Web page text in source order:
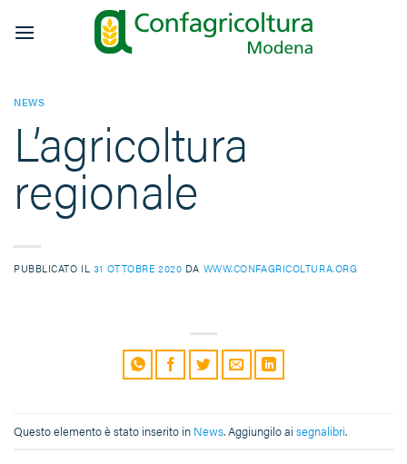
NEWS
L’agricoltura
regionale
PUBBLICATO IL 31 OTTOBRE 2020 DA WWW.CONFAGRICOLTURA.ORG
Questo elemento è stato inserito in News. Aggiungilo ai segnalibri.